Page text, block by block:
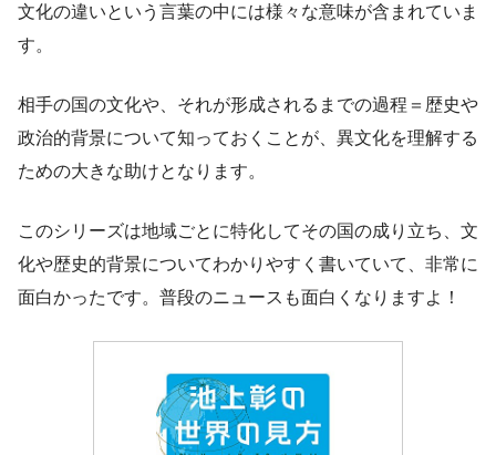
文化の違いという言葉の中には様々な意味が含まれていま
す。
相手の国の文化や、それが形成されるまでの過程＝歴史や
政治的背景について知っておくことが、異文化を理解する
ための大きな助けとなります。
このシリーズは地域ごとに特化してその国の成り立ち、文
化や歴史的背景についてわかりやすく書いていて、非常に
面白かったです。普段のニュースも面白くなりますよ！